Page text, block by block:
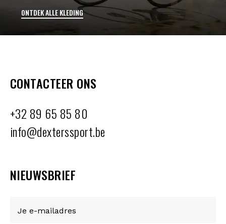
ONTDEK ALLE KLEDING
CONTACTEER ONS
+32 89 65 85 80
info@dexterssport.be
NIEUWSBRIEF